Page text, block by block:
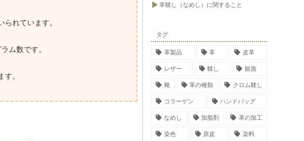
れています。
ム数です。
。
革鞣し（なめし）に関すること
タグ
革製品 革 皮革
レザー 鞣し 銀面
靴 革の種類 クロム鞣し
コラーゲン ハンドバッグ
なめし 加脂剤 革の加工
染色 原皮 染料